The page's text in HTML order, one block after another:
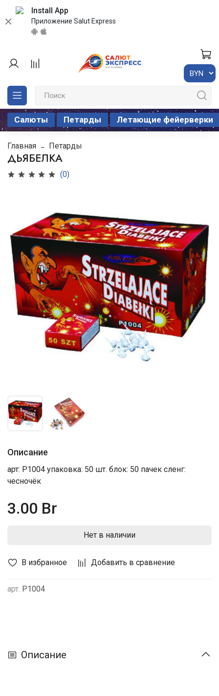
Install App
Приложение Salut Express
Салюты Петарды Летающие фейерверки
Главная Петарды
ДЬЯБЕЛКА
(0)
В избранное Добавить в сравнение
арт. P1004
Описание
арт: P1004 упаковка: 50 шт. блок: 50 пачек сленг:
чесночёк
3.00 Br
Нет в наличии
Описание